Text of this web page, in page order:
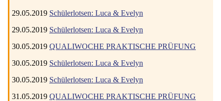
29.05.2019 Schülerlotsen: Luca & Evelyn
29.05.2019 Schülerlotsen: Luca & Evelyn
30.05.2019 QUALIWOCHE PRAKTISCHE PRÜFUNG
30.05.2019 Schülerlotsen: Luca & Evelyn
30.05.2019 Schülerlotsen: Luca & Evelyn
31.05.2019 QUALIWOCHE PRAKTISCHE PRÜFUNG